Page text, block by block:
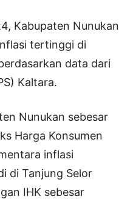
Kabupaten Nunukan
tertinggi di
data dari
Kaltara.
Nunukan sebesar
Harga Konsumen
inflasi
di Tanjung Selor
IHK sebesar